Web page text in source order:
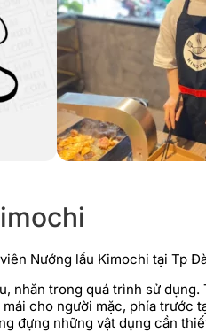
Nướng lẩu Kimochi tại Tp
nhăn trong quá trình sử
cho người mặc, phía trước
đựng những vật dụng cần